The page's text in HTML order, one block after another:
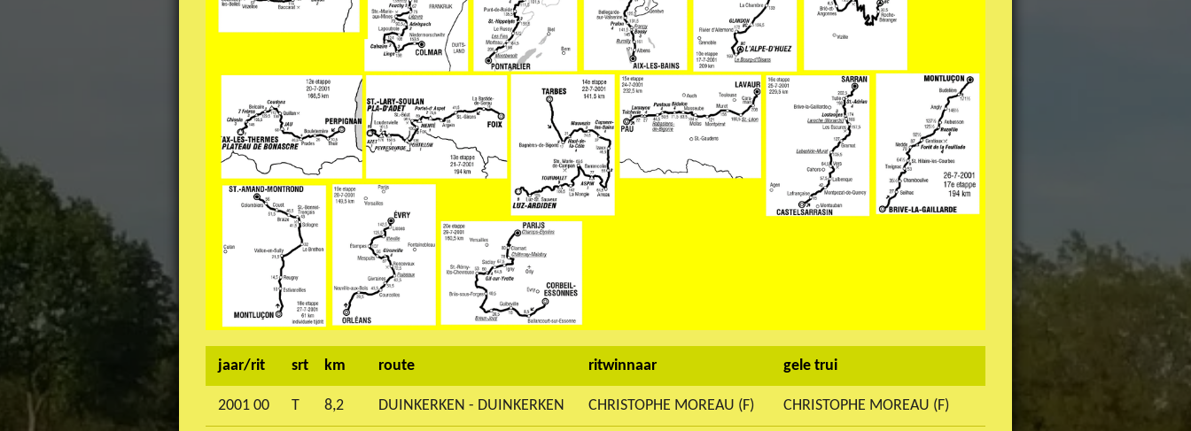
jaar/rit srt km route ritwinnaar gele trui
2001 00 T 8,2 DUINKERKEN - DUINKERKEN CHRISTOPHE MOREAU (F) CHRISTOPHE MOREAU (F)